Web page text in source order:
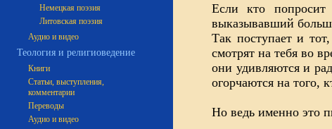
Немецкая поэзия
Литовская поэзия
Аудио и видео
Теология и религиоведение
Книги
Статьи, выступления,
комментарии
Переводы
Аудио и видео
Если кто попросит
выказывавший
Так поступает и
смотрят на тебя во
они удивляются и
огорчаются на того,
Но ведь именно это